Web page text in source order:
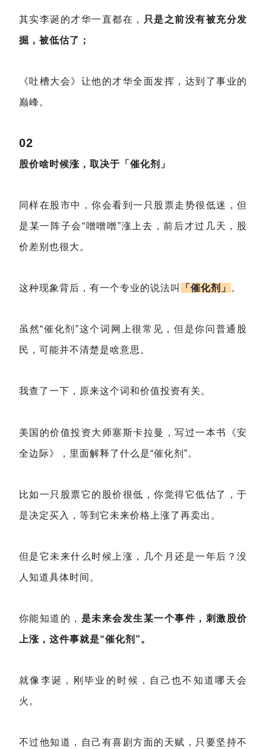
其实李诞的才华一直都在， 只是之前没有被充分发
掘，被低估了；
《吐槽大会》让他的才华全面发挥，达到了事业的
巅峰。
02
股价啥时候涨，取决于「催化剂」
同样在股市中，你会看到一只股票走势很低迷，但
是某一阵子会“噌噌噌”涨上去，前后才过几天，股
价差别也很大。
这种现象背后，有一个专业的说法叫 「 催化剂」 。
虽然“催化剂”这个词网上很常见，但是你问普通股
民，可能并不清楚是啥意思。
我查了一下，原来这个词和价值投资有关。
美国的价值投资大师塞斯卡拉曼，写过一本书《安
全边际》，里面解释了什么是“催化剂”。
比如一只股票它的股价很低，你觉得它低估了，于
是决定买入，等到它未来价格上涨了再卖出。
但是它未来什么时候上涨，几个月还是一年后？没
人知道具体时间。
你能知道的， 是未来会发生某一个事件，刺激股价
上涨，这件事就是“催化剂”。
就像李诞，刚毕业的时候，自己也不知道哪天会
火。
不过他知道，自己有喜剧方面的天赋，只要坚持不